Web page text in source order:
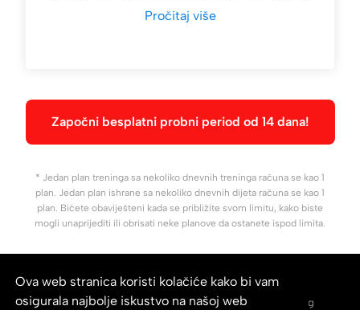
Ova web stranica koristi kolačiće kako bi vam
osigurala najbolje iskustvo na našoj web
Pročitaj više
Započni besplatni probni period od 14 dana!
* Jedan plan treninga sa nekoliko dnevnih treninga računa se kao 1
plan. Jedan plan ishrane sa nekoliko dnevnih dijeta računa se kao 1
plan. Bićete obaviješteni kada se približite svom limitu, kako biste
mogli unaprijediti ili obrisati neke planove da ostanete ispod limita.
Kontaktirajte nas Dokumentacija Blog